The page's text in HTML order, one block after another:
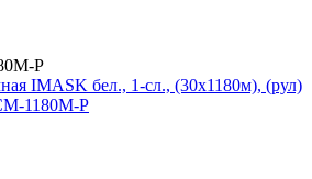
Р
IMASK бел., 1-сл., (30x1180м), (рул)
1180M-Р